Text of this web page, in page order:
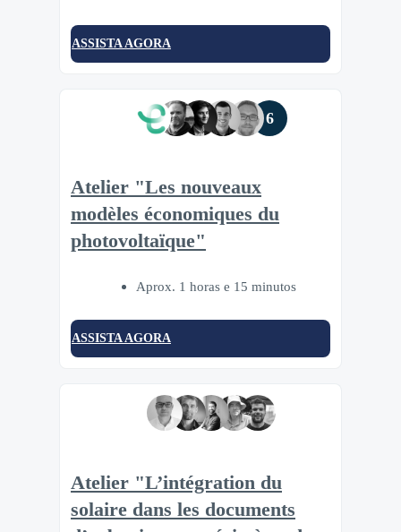
ASSISTA AGORA
6
Atelier "Les nouveaux
modèles économiques du
photovoltaïque"
Aprox. 1 horas e 15 minutos
ASSISTA AGORA
Atelier "L’intégration du
solaire dans les documents